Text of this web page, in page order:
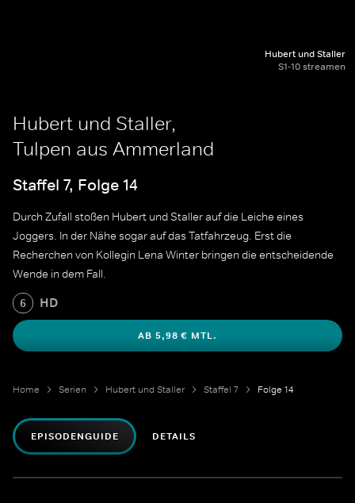
Hubert und Staller
S1-10 streamen
Hubert und Staller,
Tulpen aus Ammerland
Staffel 7, Folge 14
Durch Zufall stoßen Hubert und Staller auf die Leiche eines
Joggers. In der Nähe sogar auf das Tatfahrzeug. Erst die
Recherchen von Kollegin Lena Winter bringen die entscheidende
Wende in dem Fall.
6 HD
AB 5,98 € MTL.
Home Serien Hubert und Staller Staffel 7 Folge 14
EPISODENGUIDE DETAILS